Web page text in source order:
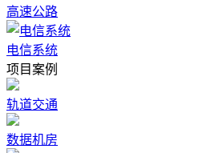
高速公路
电信系统
项目案例
轨道交通
数据机房